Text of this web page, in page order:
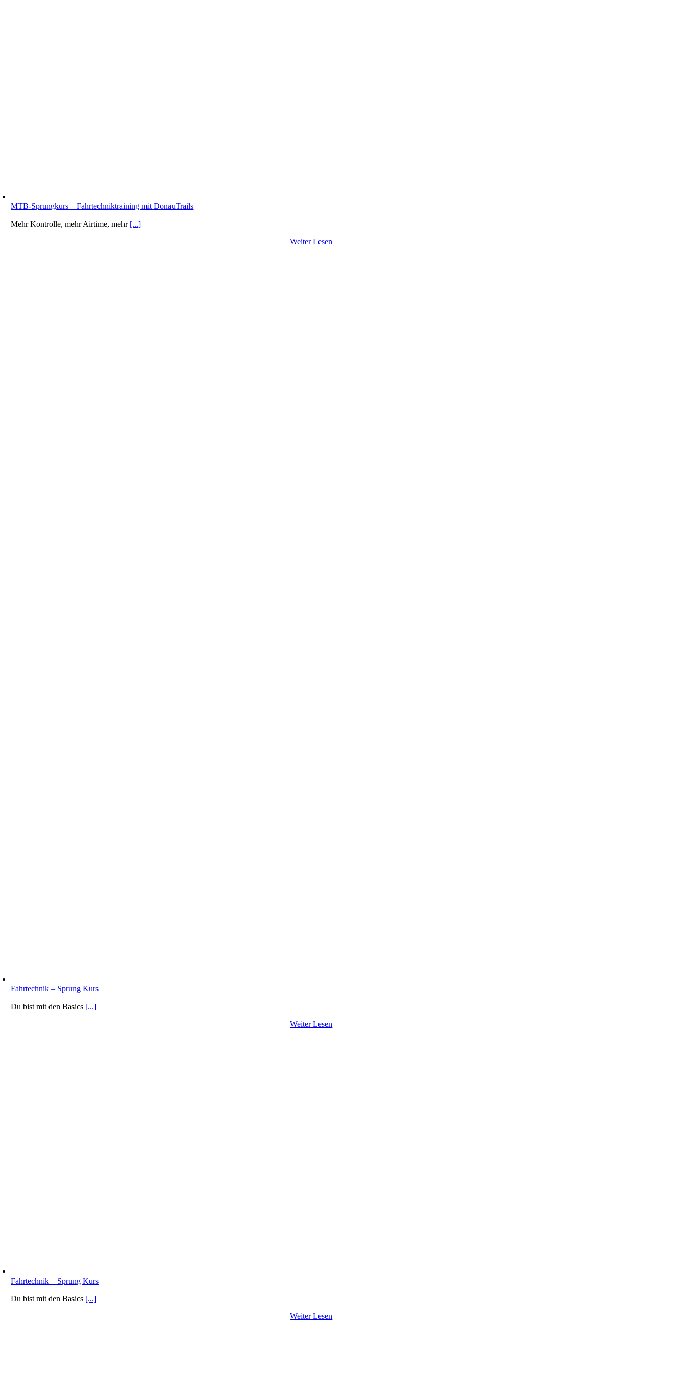
MTB-Sprungkurs – Fahrtechniktraining mit DonauTrails
Mehr Kontrolle, mehr Airtime, mehr [...]
Weiter Lesen
Fahrtechnik – Sprung Kurs
Du bist mit den Basics [...]
Weiter Lesen
Fahrtechnik – Sprung Kurs
Du bist mit den Basics [...]
Weiter Lesen